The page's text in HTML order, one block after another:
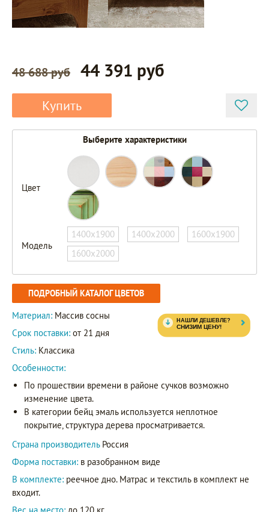
48 688 руб 44 391 руб
Купить
Выберите характеристики
Цвет
Модель
1400х1900 1400х2000
1600х1900
1600х2000
ПОДРОБНЫЙ КАТАЛОГ ЦВЕТОВ
Материал: Массив сосны
Срок поставки: от 21 дня
Стиль: Классика
Особенности:
По прошествии времени в районе сучков возможно
изменение цвета.
В категории бейц эмаль используется неплотное
покрытие, структура дерева просматривается.
Страна производитель Россия
Форма поставки: в разобранном виде
В комплекте: реечное дно. Матрас и текстиль в комплект не
входит.